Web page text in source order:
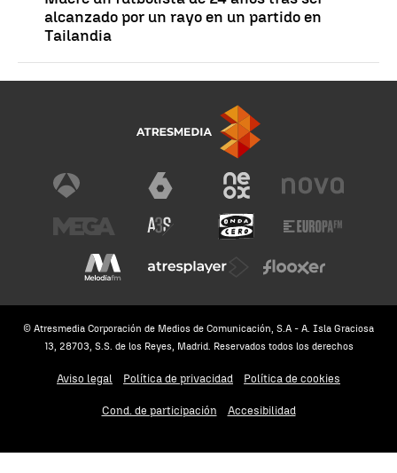
alcanzado por un rayo en un partido en
Tailandia
© Atresmedia Corporación de Medios de Comunicación, S.A - A. Isla Graciosa
13, 28703, S.S. de los Reyes, Madrid. Reservados todos los derechos
Aviso legal Política de privacidad Política de cookies
Cond. de participación Accesibilidad